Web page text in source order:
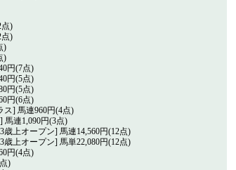
点)
点)
)
)
円(7点)
円(5点)
円(5点)
円(6点)
ス] 馬連960円(4点)
馬連1,090円(3点)
上オープン] 馬連14,560円(12点)
上オープン] 馬単22,080円(12点)
円(4点)
)